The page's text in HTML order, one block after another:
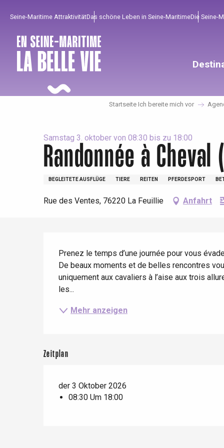
principal
Seine-Maritime AttraktivitätDas schöne Leben in Seine-MaritimeDie Seine-
Um zu profitieren
Die gesamte Agenda
Mit den Kindern
Unter Freunden
Unumgänglich
Trendige Orte
Aussicht
Gut aus der Heimat !
Aufenthalte am Meer
Fahrradaufenthalte
Startseite Ich bereite mich vor
Samstag 3. oktober von 08:30 bis zu 18:00
Randonnée à
BEGLEITETE AUSFLÜGE TIERE REITEN PFERDESPORT
Rue des Ventes, 76220 La Feuillie Anfahrt
Prenez le temps d’une journée pour vous
De beaux moments et de belles rencontres
uniquement aux cavaliers à l’aise aux trois
les...
Mehr anzeigen
Zeitplan
der 3 Oktober 2026
08:30 Um 18:00